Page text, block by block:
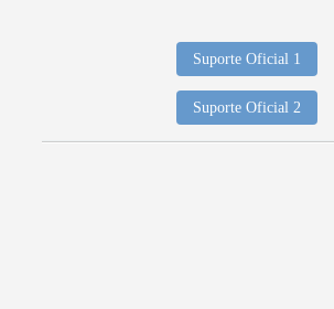
Suporte Oficial 1
Suporte Oficial 2